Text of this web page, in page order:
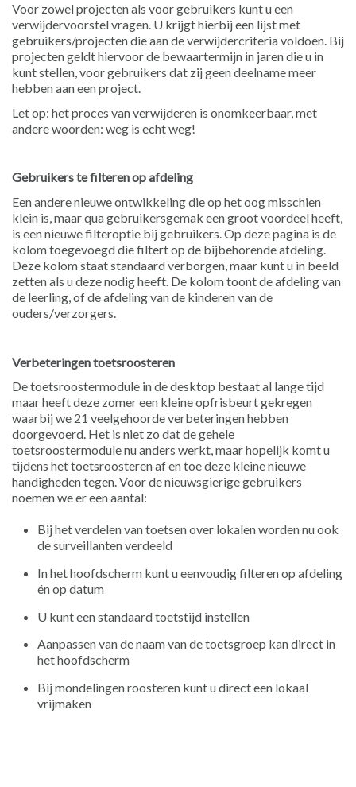
Voor zowel projecten als voor gebruikers kunt u een
verwijdervoorstel vragen. U krijgt hierbij een lijst met
gebruikers/projecten die aan de verwijdercriteria voldoen. Bij
projecten geldt hiervoor de bewaartermijn in jaren die u in
kunt stellen, voor gebruikers dat zij geen deelname meer
hebben aan een project.
Let op: het proces van verwijderen is onomkeerbaar, met
andere woorden: weg is echt weg!
Gebruikers te filteren op afdeling
Een andere nieuwe ontwikkeling die op het oog misschien
klein is, maar qua gebruikersgemak een groot voordeel heeft,
is een nieuwe filteroptie bij gebruikers. Op deze pagina is de
kolom toegevoegd die filtert op de bijbehorende afdeling.
Deze kolom staat standaard verborgen, maar kunt u in beeld
zetten als u deze nodig heeft. De kolom toont de afdeling van
de leerling, of de afdeling van de kinderen van de
ouders/verzorgers.
Verbeteringen toetsroosteren
De toetsroostermodule in de desktop bestaat al lange tijd
maar heeft deze zomer een kleine opfrisbeurt gekregen
waarbij we 21 veelgehoorde verbeteringen hebben
doorgevoerd. Het is niet zo dat de gehele
toetsroostermodule nu anders werkt, maar hopelijk komt u
tijdens het toetsroosteren af en toe deze kleine nieuwe
handigheden tegen. Voor de nieuwsgierige gebruikers
noemen we er een aantal:
Bij het verdelen van toetsen over lokalen worden nu ook
de surveillanten verdeeld
In het hoofdscherm kunt u eenvoudig filteren op afdeling
én op datum
U kunt een standaard toetstijd instellen
Aanpassen van de naam van de toetsgroep kan direct in
het hoofdscherm
Bij mondelingen roosteren kunt u direct een lokaal
vrijmaken